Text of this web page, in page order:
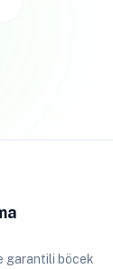
garantili böcek